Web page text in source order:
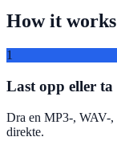
How it works
1
Last opp eller
Dra en MP3-, WAV-
direkte.